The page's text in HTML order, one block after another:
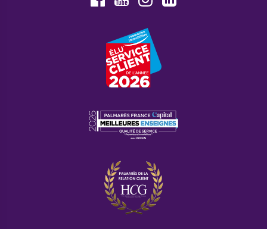
FacebookYoutubeInstagram